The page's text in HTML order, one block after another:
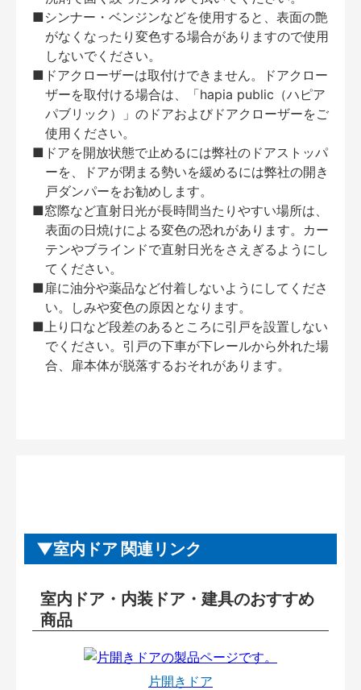
■シンナー・ベンジンなどを使用すると、表面の艶
がなくなったり変色する場合がありますので使用
しないでください。
■ドアクローザーは取付けできません。ドアクロー
ザーを取付ける場合は、「hapia public（ハピア
パブリック）」のドアおよびドアクローザーをご
使用ください。
■ドアを開放状態で止めるには弊社のドアストッパ
ーを、ドアが閉まる勢いを緩めるには弊社の開き
戸ダンパーをお勧めします。
■窓際など直射日光が長時間当たりやすい場所は、
表面の日焼けによる変色の恐れがあります。カー
テンやブラインドで直射日光をさえぎるようにし
てください。
■扉に油分や薬品など付着しないようにしてくださ
い。しみや変色の原因となります。
■上り口など段差のあるところに引戸を設置しない
でください。引戸の下車が下レールから外れた場
合、扉本体が脱落するおそれがあります。
室内ドア 関連リンク
室内ドア・内装ドア・建具のおすすめ
商品
片開きドア